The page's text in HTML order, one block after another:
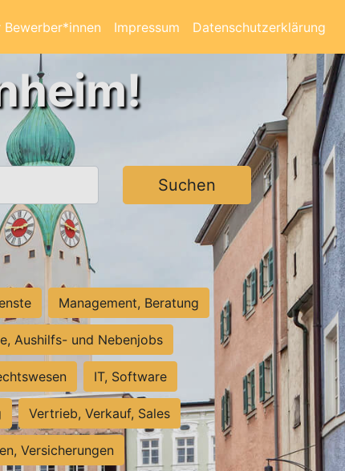
Bewerber*innen Impressum Datenschutzerklärung
Suchen
Management, Beratung
Aushilfs- und Nebenjobs
IT, Software
Vertrieb, Verkauf, Sales
Versicherungen